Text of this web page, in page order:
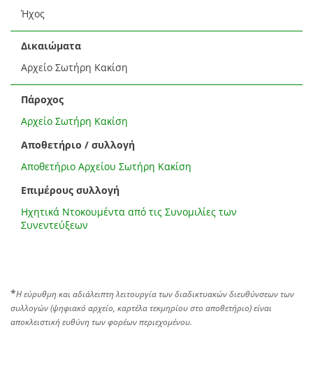
Ήχος
Δικαιώματα
Αρχείο Σωτήρη Κακίση
Πάροχος
Αρχείο Σωτήρη Κακίση
Αποθετήριο / συλλογή
Αποθετήριο Αρχείου Σωτήρη Κακίση
Επιμέρους συλλογή
Ηχητικά Ντοκουμέντα από τις Συνομιλίες των
Συνεντεύξεων
*Η εύρυθμη και αδιάλειπτη λειτουργία των διαδικτυακών διευθύνσεων των
συλλογών (ψηφιακό αρχείο, καρτέλα τεκμηρίου στο αποθετήριο) είναι
αποκλειστική ευθύνη των φορέων περιεχομένου.